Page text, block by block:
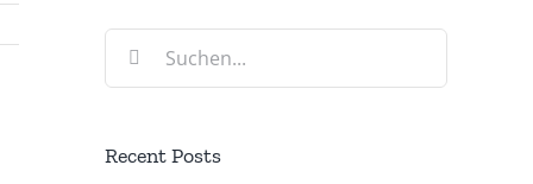
Suche
Recent Posts